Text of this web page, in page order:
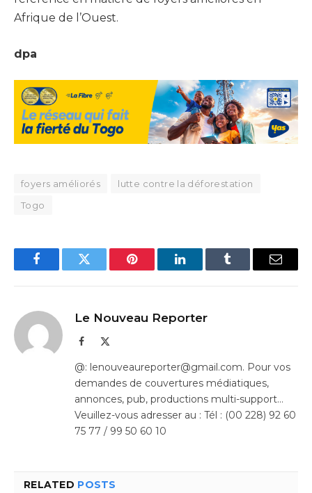
Afrique de l’Ouest.
dpa
foyers améliorés
lutte contre la déforestation
Togo
FacebookTwitter Pinterest LinkedInTumblr Email
Le Nouveau Reporter
Facebook
@: lenouveaureporter@gmail.com. Pour vos
demandes de couvertures médiatiques,
annonces, pub, productions multi-support…
Veuillez-vous adresser au : Tél : (00 228) 92 60
75 77 / 99 50 60 10
RELATED POSTS